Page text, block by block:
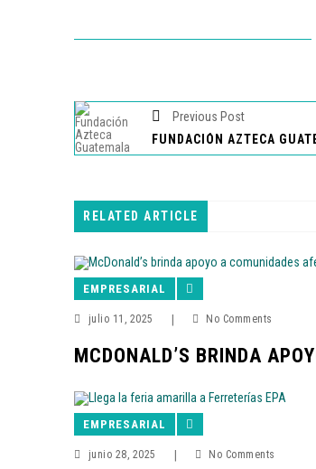
Previous Post
RELATED ARTICLE
EMPRESARIAL
julio 11, 2025 No Comments
MCDONALD’S BRINDA
EMPRESARIAL
junio 28, 2025 No Comments